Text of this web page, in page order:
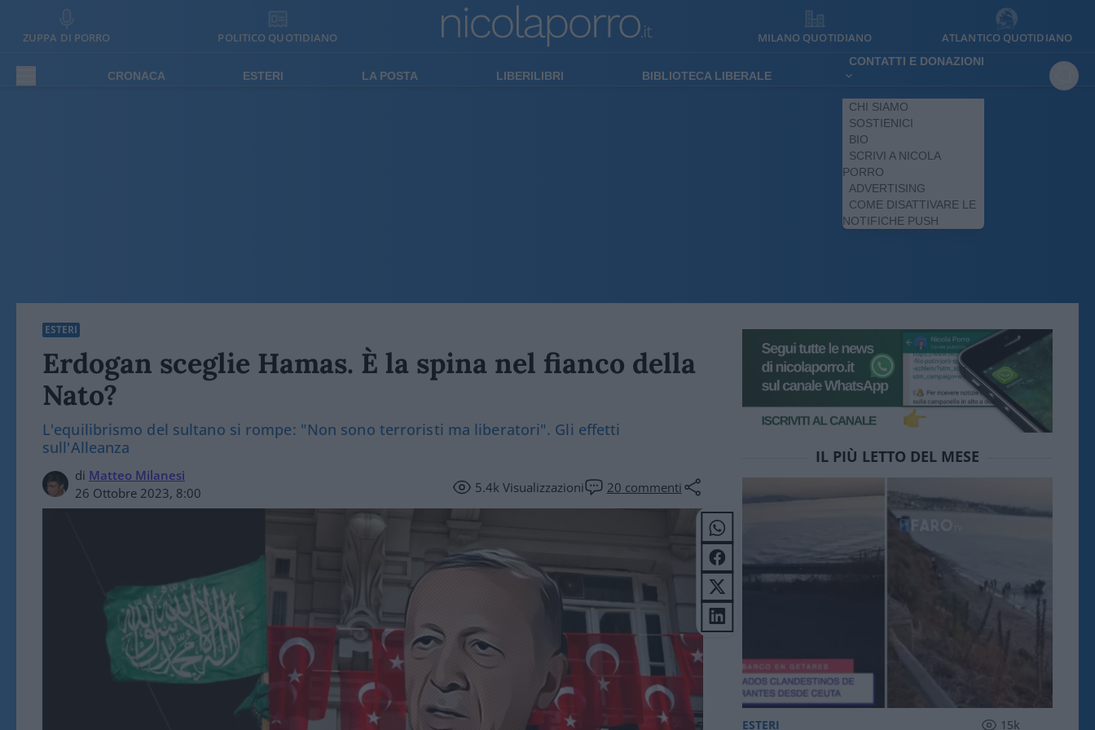
ZUPPA DI PORRO POLITICO QUOTIDIANO MILANO QUOTIDIANO ATLANTICO QUOTIDIANO
CRONACA ESTERI LA POSTA LIBERILIBRI BIBLIOTECA LIBERALE
CONTATTI E DONAZIONI
CHI SIAMO
SOSTIENICI
BIO
SCRIVI A NICOLA
PORRO
ADVERTISING
COME DISATTIVARE LE
NOTIFICHE PUSH
ESTERI
Erdogan sceglie Hamas. È la spina nel fianco della
Nato?
L'equilibrismo del sultano si rompe: "Non sono terroristi ma liberatori". Gli effetti
sull'Alleanza
di Matteo Milanesi
26 Ottobre 2023, 8:00
5.4kVisualizzazioni 20 commenti
IL PIÙ LETTO DEL MESE
ESTERI 15k